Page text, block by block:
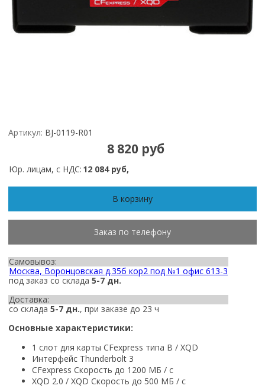
Артикул: BJ-0119-R01
8 820 руб
Юр. лицам, с НДС: 12 084 руб,
В корзину
Заказ по телефону
Самовывоз:
Москва, Воронцовская д.35б кор2 под №1 офис 613-3
под заказ со склада 5-7 дн.
Доставка:
со склада 5-7 дн., при заказе до 23 ч
Основные характеристики:
1 слот для карты CFexpress типа B / XQD
Интерфейс Thunderbolt 3
CFexpress Скорость до 1200 МБ / с
XQD 2.0 / XQD Скорость до 500 МБ / с